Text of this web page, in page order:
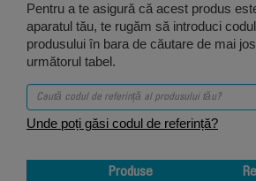
Pentru a te asigură că acest produs
aparatul tău, te rugăm să introduci
produsului în bara de căutare de mai
următorul tabel.
Unde poți găsi codul de referință?
Produse